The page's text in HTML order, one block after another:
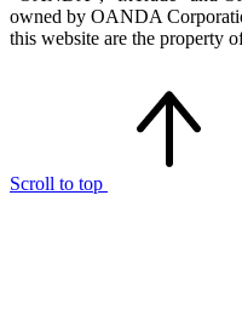
owned by OANDA
this website are the property
Scroll to top